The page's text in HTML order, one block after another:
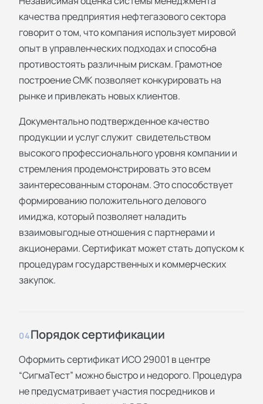
качества предприятия нефтегазового сектора
говорит о том, что компания использует мировой
опыт в управленческих подходах и способна
противостоять различным рискам. Грамотное
построение СМК позволяет конкурировать на
рынке и привлекать новых клиентов.
Документально подтвержденное качество
продукции и услуг служит свидетельством
высокого профессионального уровня компании и
стремления продемонстрировать это всем
заинтересованным сторонам. Это способствует
формированию положительного делового
имиджа, который позволяет наладить
взаимовыгодные отношения с партнерами и
акционерами. Сертификат может стать допуском к
процедурам государственных и коммерческих
закупок.
04Порядок сертификации
Оформить сертификат ИСО 29001 в центре
“СигмаТест” можно быстро и недорого. Процедура
не предусматривает участия посредников и